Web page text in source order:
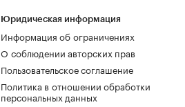
Юридическая информация
Информация об ограничениях
О соблюдении авторских прав
Пользовательское соглашение
Политика в отношении обработки
персональных данных